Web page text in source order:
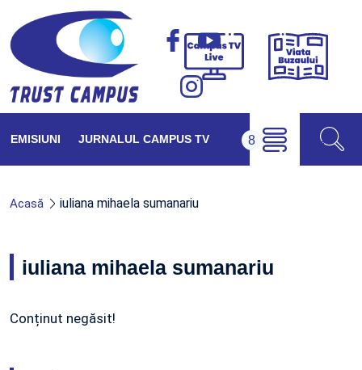
Campus
Viața
EMISIUNI JURNALUL CAMPUS TV
Acasă iuliana mihaela sumanariu
iuliana mihaela sumanariu
Conținut negăsit!